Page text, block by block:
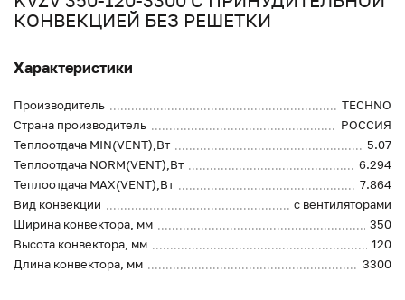
КОНВЕКЦИЕЙ БЕЗ РЕШЕТКИ
Характеристики
Производитель
TECHNO
Страна производитель
РОССИЯ
Теплоотдача MIN(VENT),Вт
5.07
Теплоотдача NORM(VENT),Вт
6.294
Теплоотдача MAX(VENT),Вт
7.864
Вид конвекции
с вентиляторами
Ширина конвектора, мм
350
Высота конвектора, мм
120
Длина конвектора, мм
3300